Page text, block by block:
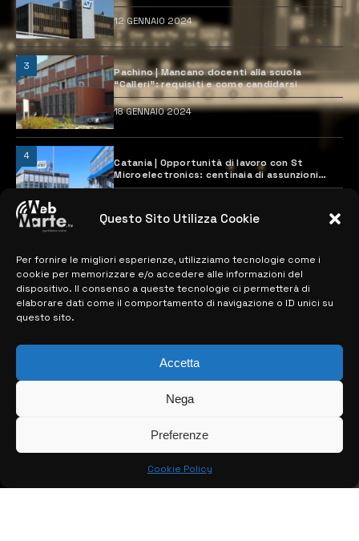
Questo Sito Utilizza Cookie
Per fornire le migliori esperienze, utilizziamo tecnologie come i
cookie per memorizzare e/o accedere alle informazioni del
dispositivo. Il consenso a queste tecnologie ci permetterà di
elaborare dati come il comportamento di navigazione o ID unici su
questo sito.
Accetta
Nega
Preferenze
Cookie Policy
12 GENNAIO 2024
3
Pachino | Mancano docenti alla scuola
“Calleri”: requisiti e come candidarsi
18 GENNAIO 2024
4
Catania | Opportunità di lavoro con St
Microelectronics: centinaia di assunzioni
previste
MAPPA DEL SITO
> NOTIZIE